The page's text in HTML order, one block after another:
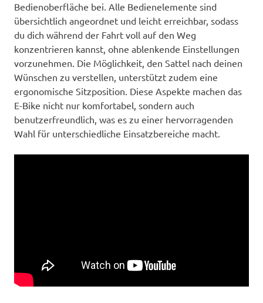
Bedienoberfläche bei. Alle Bedienelemente sind
übersichtlich angeordnet und leicht erreichbar, sodass
du dich während der Fahrt voll auf den Weg
konzentrieren kannst, ohne ablenkende Einstellungen
vorzunehmen. Die Möglichkeit, den Sattel nach deinen
Wünschen zu verstellen, unterstützt zudem eine
ergonomische Sitzposition. Diese Aspekte machen das
E-Bike nicht nur komfortabel, sondern auch
benutzerfreundlich, was es zu einer hervorragenden
Wahl für unterschiedliche Einsatzbereiche macht.